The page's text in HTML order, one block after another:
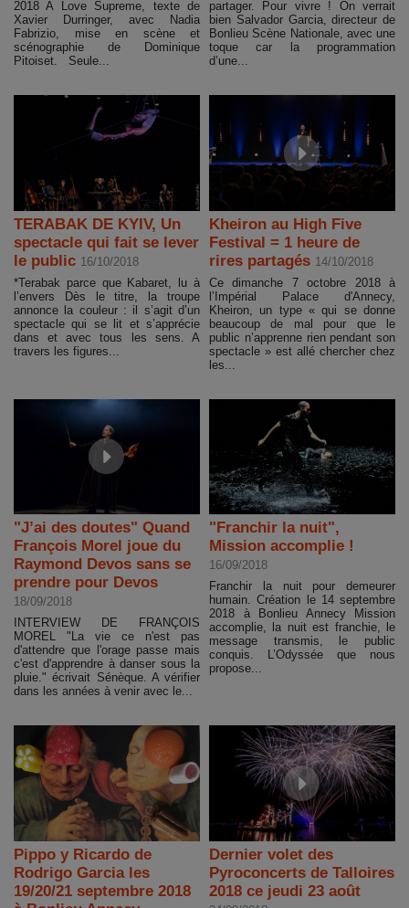
2018 A Love Supreme, texte de
Xavier Durringer, avec Nadia
Fabrizio, mise en scène et
scénographie de Dominique
Pitoiset. Seule...
partager. Pour vivre ! On verrait
bien Salvador Garcia, directeur de
Bonlieu Scène Nationale, avec une
toque car la programmation
d’une...
TERABAK DE KYIV, Un
spectacle qui fait se lever
le public 16/10/2018
*Terabak parce que Kabaret, lu à
l’envers Dès le titre, la troupe
annonce la couleur : il s’agit d’un
spectacle qui se lit et s’apprécie
dans et avec tous les sens. A
travers les figures...
Kheiron au High Five
Festival = 1 heure de
rires partagés 14/10/2018
Ce dimanche 7 octobre 2018 à
l’Impérial Palace d'Annecy,
Kheiron, un type « qui se donne
beaucoup de mal pour que le
public n’apprenne rien pendant son
spectacle » est allé chercher chez
les...
"J’ai des doutes" Quand
François Morel joue du
Raymond Devos sans se
prendre pour Devos
18/09/2018
INTERVIEW DE FRANÇOIS
MOREL "La vie ce n'est pas
d'attendre que l'orage passe mais
c'est d'apprendre à danser sous la
pluie." écrivait Sénèque. A vérifier
dans les années à venir avec le...
"Franchir la nuit",
Mission accomplie !
16/09/2018
Franchir la nuit pour demeurer
humain. Création le 14 septembre
2018 à Bonlieu Annecy Mission
accomplie, la nuit est franchie, le
message transmis, le public
conquis. L’Odyssée que nous
propose...
Pippo y Ricardo de
Rodrigo Garcia les
19/20/21 septembre 2018
Dernier volet des
Pyroconcerts de Talloires
2018 ce jeudi 23 août